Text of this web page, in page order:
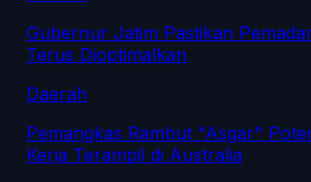
Gubernur Jatim Pastikan
Terus Dioptimalkan
Daerah
Pemangkas Rambut "Asgar"
Kerja Terampil di Australia